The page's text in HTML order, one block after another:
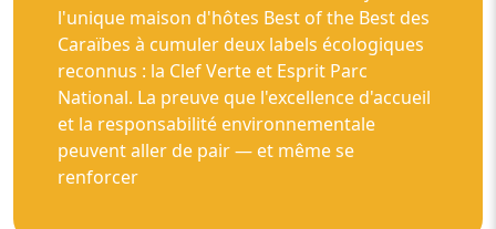
l'unique maison d'hôtes Best of the Best des
Caraïbes à cumuler deux labels écologiques
reconnus : la Clef Verte et Esprit Parc
National. La preuve que l'excellence d'accueil
et la responsabilité environnementale
peuvent aller de pair — et même se
renforcer